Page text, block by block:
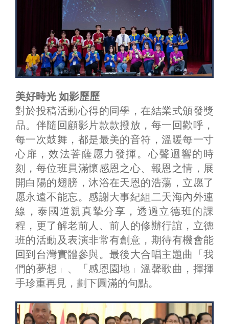
美好時光 如影歷歷
對於投稿活動心得的同學，在結業式頒發獎
品。伴隨回顧影片款款撥放，每一回歡呼，
每一次鼓舞，都是最美的音符，溫暖每一寸
心扉，效法菩薩愿力發揮。心聲迴響的時
刻，每位班員滿懷感恩之心、報恩之情，展
開白陽的翅膀，沐浴在天恩的浩蕩，立愿了
愿永遠不能忘。感謝大事紀組二天海內外連
線，泰國道親真摯分享，透過立德班的課
程，更了解老前人、前人的修辦行誼，立德
班的活動及表演非常有創意，期待有機會能
回到台灣實體參與。最後大合唱主題曲「我
們的夢想」、「感恩園地」溫馨歌曲，揮揮
手珍重再見，劃下圓滿的句點。